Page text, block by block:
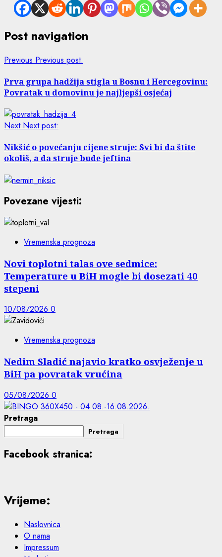
Post navigation
Previous Previous post:
Prva grupa hadžija stigla u Bosnu i Hercegovinu:
Povratak u domovinu je najljepši osjećaj
Next Next post:
Nikšić o povećanju cijene struje: Svi bi da štite
okoliš, a da struje bude jeftina
Povezane vijesti:
Vremenska prognoza
Novi toplotni talas ove sedmice:
Temperature u BiH mogle bi dosezati 40
stepeni
10/08/2026 0
Vremenska prognoza
Nedim Sladić najavio kratko osvježenje u
BiH pa povratak vrućina
05/08/2026 0
Pretraga
Pretraga
Facebook stranica:
Vrijeme:
Naslovnica
O nama
Impressum